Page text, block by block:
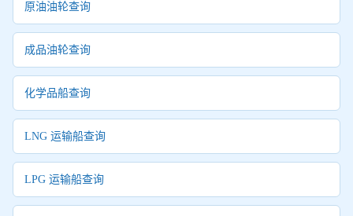
原油油轮查询
成品油轮查询
化学品船查询
LNG 运输船查询
LPG 运输船查询